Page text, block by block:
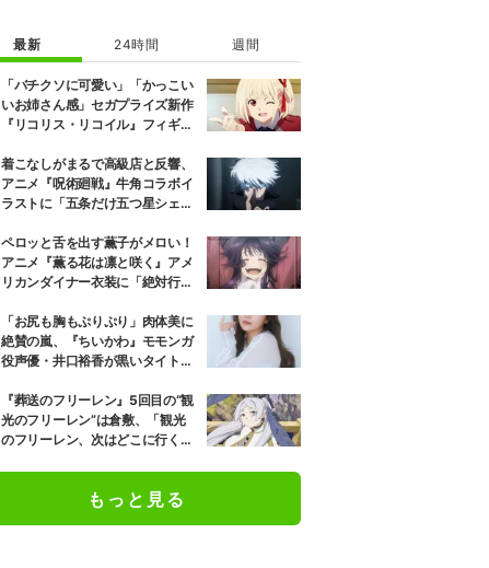
最新 24時間 週間
「バチクソに可愛い」「かっこい
いお姉さん感」セガプライズ新作
『リコリス・リコイル』フィギュ
着こなしがまるで高級店と反響、
アニメ『呪術廻戦』牛角コラボイ
ラストに「五条だけ五つ星シェ
ペロッと舌を出す薫子がメロい！
アニメ『薫る花は凛と咲く』アメ
リカンダイナー衣装に「絶対行き
「お尻も胸もぷりぷり」肉体美に
絶賛の嵐、『ちいかわ』モモンガ
役声優・井口裕香が黒いタイトウ
『葬送のフリーレン』5回目の“観
光のフリーレン”は倉敷、「観光
のフリーレン、次はどこに行くの
もっと見る